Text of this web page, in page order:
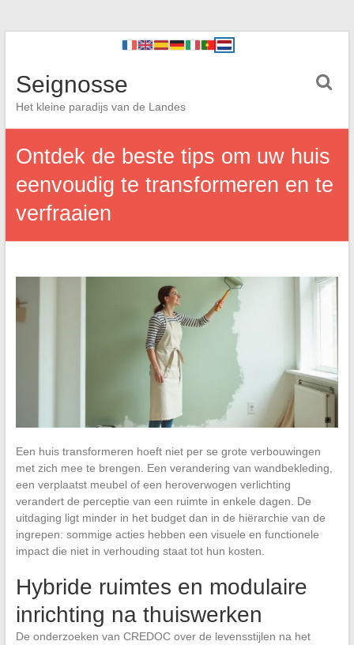
Seignosse
Het kleine paradijs van de Landes
Ontdek de beste tips om uw huis
eenvoudig te transformeren en te
verfraaien
Een huis transformeren hoeft niet per se grote verbouwingen
met zich mee te brengen. Een verandering van wandbekleding,
een verplaatst meubel of een heroverwogen verlichting
verandert de perceptie van een ruimte in enkele dagen. De
uitdaging ligt minder in het budget dan in de hiërarchie van de
ingrepen: sommige acties hebben een visuele en functionele
impact die niet in verhouding staat tot hun kosten.
Hybride ruimtes en modulaire
inrichting na thuiswerken
De onderzoeken van CREDOC over de levensstijlen na het